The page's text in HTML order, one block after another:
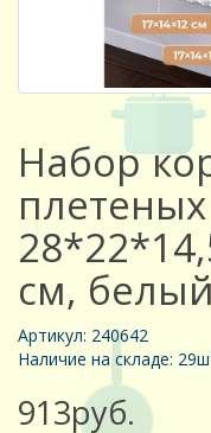
Набор
см, белый
Артикул: 240642
Наличие на складе:
913руб.